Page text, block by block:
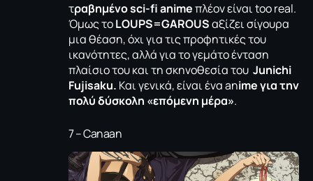
τραβημένο sci-fi animeπλέον είναι too real.
Όμως τοLOUPS=GAROUSαξίζει σίγουρα
μια θέαση, όχι για τις προφητικές του
ικανότητες, αλλά για το γεμάτο ένταση
πλαίσιο του και τη σκηνοθεσία του Junichi
Fujisaku. Και γενικά, είναι ένα anime για την
πολύ δύσκολη «επόμενη μέρα».
7 – Canaan